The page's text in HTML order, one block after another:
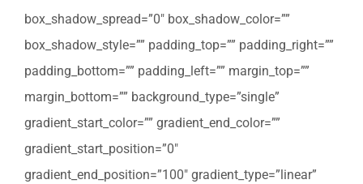
box_shadow_spread=”0″ box_shadow_color=””
box_shadow_style=”” padding_top=”” padding_right=””
padding_bottom=”” padding_left=”” margin_top=””
margin_bottom=”” background_type=”single”
gradient_start_color=”” gradient_end_color=””
gradient_start_position=”0″
gradient_end_position=”100″ gradient_type=”linear”